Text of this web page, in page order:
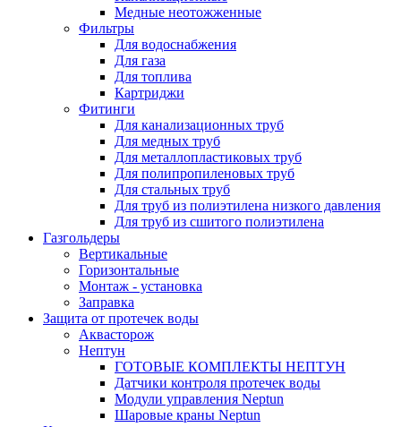
Медные неотожженные
Фильтры
Для водоснабжения
Для газа
Для топлива
Картриджи
Фитинги
Для канализационных труб
Для медных труб
Для металлопластиковых труб
Для полипропиленовых труб
Для стальных труб
Для труб из полиэтилена низкого давления
Для труб из сшитого полиэтилена
Газгольдеры
Вертикальные
Горизонтальные
Монтаж - установка
Заправка
Защита от протечек воды
Аквасторож
Нептун
ГОТОВЫЕ КОМПЛЕКТЫ НЕПТУН
Датчики контроля протечек воды
Модули управления Neptun
Шаровые краны Neptun